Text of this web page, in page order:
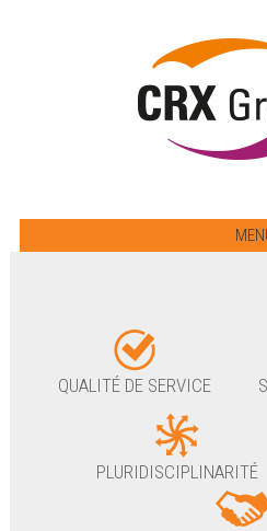
QUALITÉ DE SERVICE
PLURIDISCIPLINARITÉ